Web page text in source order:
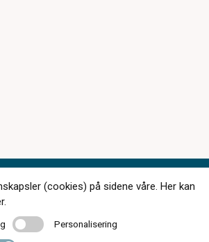
(cookies) på sidene våre. Her kan
PersonaliseringPersonalisering